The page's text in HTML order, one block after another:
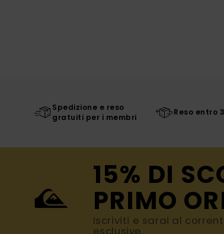
Spedizione e reso
gratuiti per i membri
Reso entro
15% DI
PRIMO
Iscriviti e sarai al
esclusive.